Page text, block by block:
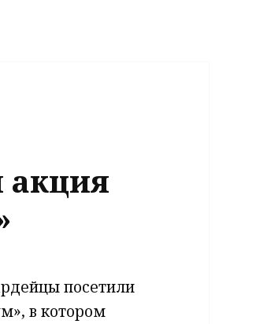
акция
посетили
в котором